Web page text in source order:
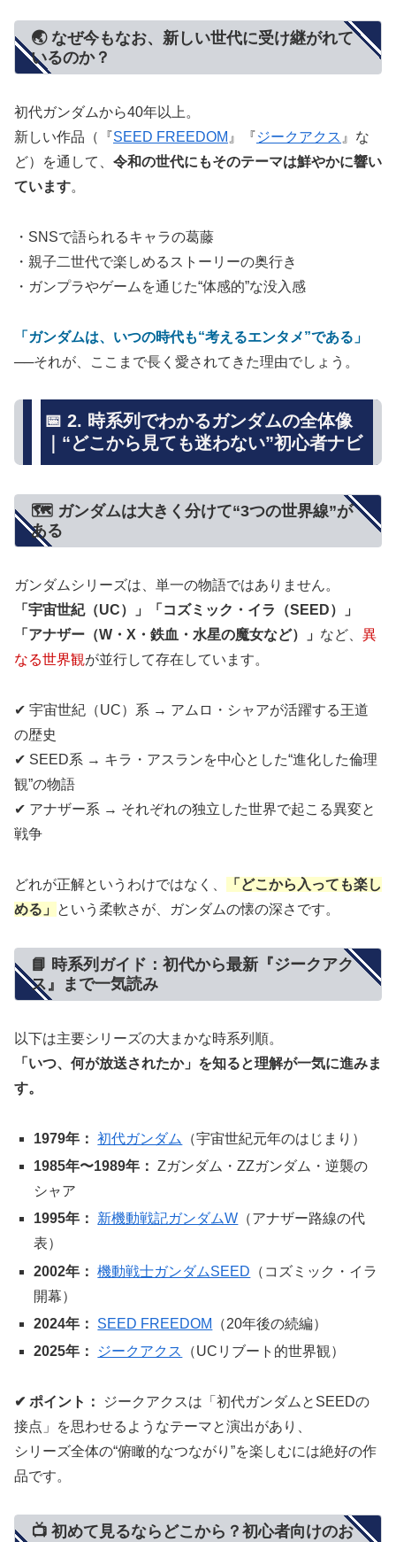
🌏 なぜ今もなお、新しい世代に受け継がれて
いるのか？
初代ガンダムから40年以上。
新しい作品（『SEED FREEDOM 』『ジークアクス 』な
ど）を通して、 令和の世代にもそのテーマは鮮やかに響い
ています。
・SNSで語られるキャラの葛藤
・親子二世代で楽しめるストーリーの奥行き
・ガンプラやゲームを通じた“体感的”な没入感
「ガンダムは、いつの時代も“考えるエンタメ”である」
──それが、ここまで長く愛されてきた理由でしょう。
📅 2. 時系列でわかるガンダムの全体像
｜“どこから見ても迷わない”初心者ナビ
🗺 ガンダムは大きく分けて“3つの世界線”が
ある
ガンダムシリーズは、単一の物語ではありません。
「宇宙世紀（UC）」「コズミック・イラ（SEED）」
「アナザー（W・X・鉄血・水星の魔女など）」 など、 異
なる世界観が並行して存在しています。
✔ 宇宙世紀（UC）系 → アムロ・シャアが活躍する王道
の歴史
✔ SEED系 → キラ・アスランを中心とした“進化した倫理
観”の物語
✔ アナザー系 → それぞれの独立した世界で起こる異変と
戦争
どれが正解というわけではなく、
「どこから入っても楽し
める」
という柔軟さが、ガンダムの懐の深さです。
📘 時系列ガイド：初代から最新『ジークアク
ス』まで一気読み
以下は主要シリーズの大まかな時系列順。
「いつ、何が放送されたか」を知ると理解が一気に進みま
す。
1979年： 初代ガンダム
（宇宙世紀元年のはじまり）
1985年〜1989年： Zガンダム・ZZガンダム・逆襲の
シャア
1995年：
新機動戦記ガンダムW （アナザー路線の代
表）
2002年：
機動戦士ガンダムSEED （コズミック・イラ
開幕）
2024年：
SEED FREEDOM
（20年後の続編）
2025年：
ジークアクス （UCリブート的世界観）
✔ ポイント：
ジークアクスは「初代ガンダムとSEEDの
接点」を思わせるようなテーマと演出があり、
シリーズ全体の“俯瞰的なつながり”を楽しむには絶好の作
品です。
📺 初めて見るならどこから？初心者向けのお